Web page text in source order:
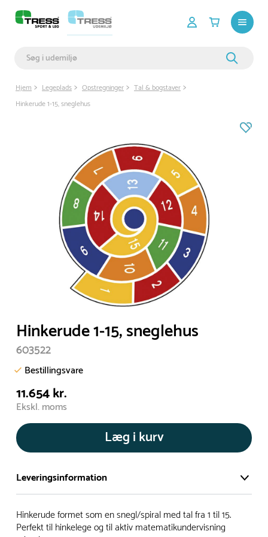
Hjem Legeplads Opstregninger
Tal & bogstaver
Hinkerude 1-15, sneglehus
Hinkerude 1-15, sneglehus
603522
Bestillingsvare
11.654 kr.
Ekskl. moms
Læg i kurv
Leveringsinformation
Vi har et stort og effektivt lager på ca. 6.000 kvadratmeter
med mere end 5.000 forskellige produkter på hylderne til
Hinkerude formet som en snegl/spiral med tal fra 1 til 15.
Perfekt til hinkelege og til aktiv matematikundervisning